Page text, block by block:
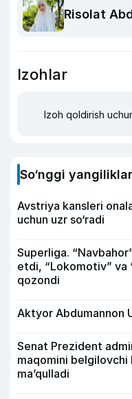
Risolat
Izohlar
Izoh qoldirish
So‘nggi yangiliklar
Avstriya kansleri
uchun uzr so‘radi
Superliga.
etdi, “Lokomotiv” va
qozondi
Aktyor Abdu­mannon
Senat Prezident
maqomini
ma’qulladi